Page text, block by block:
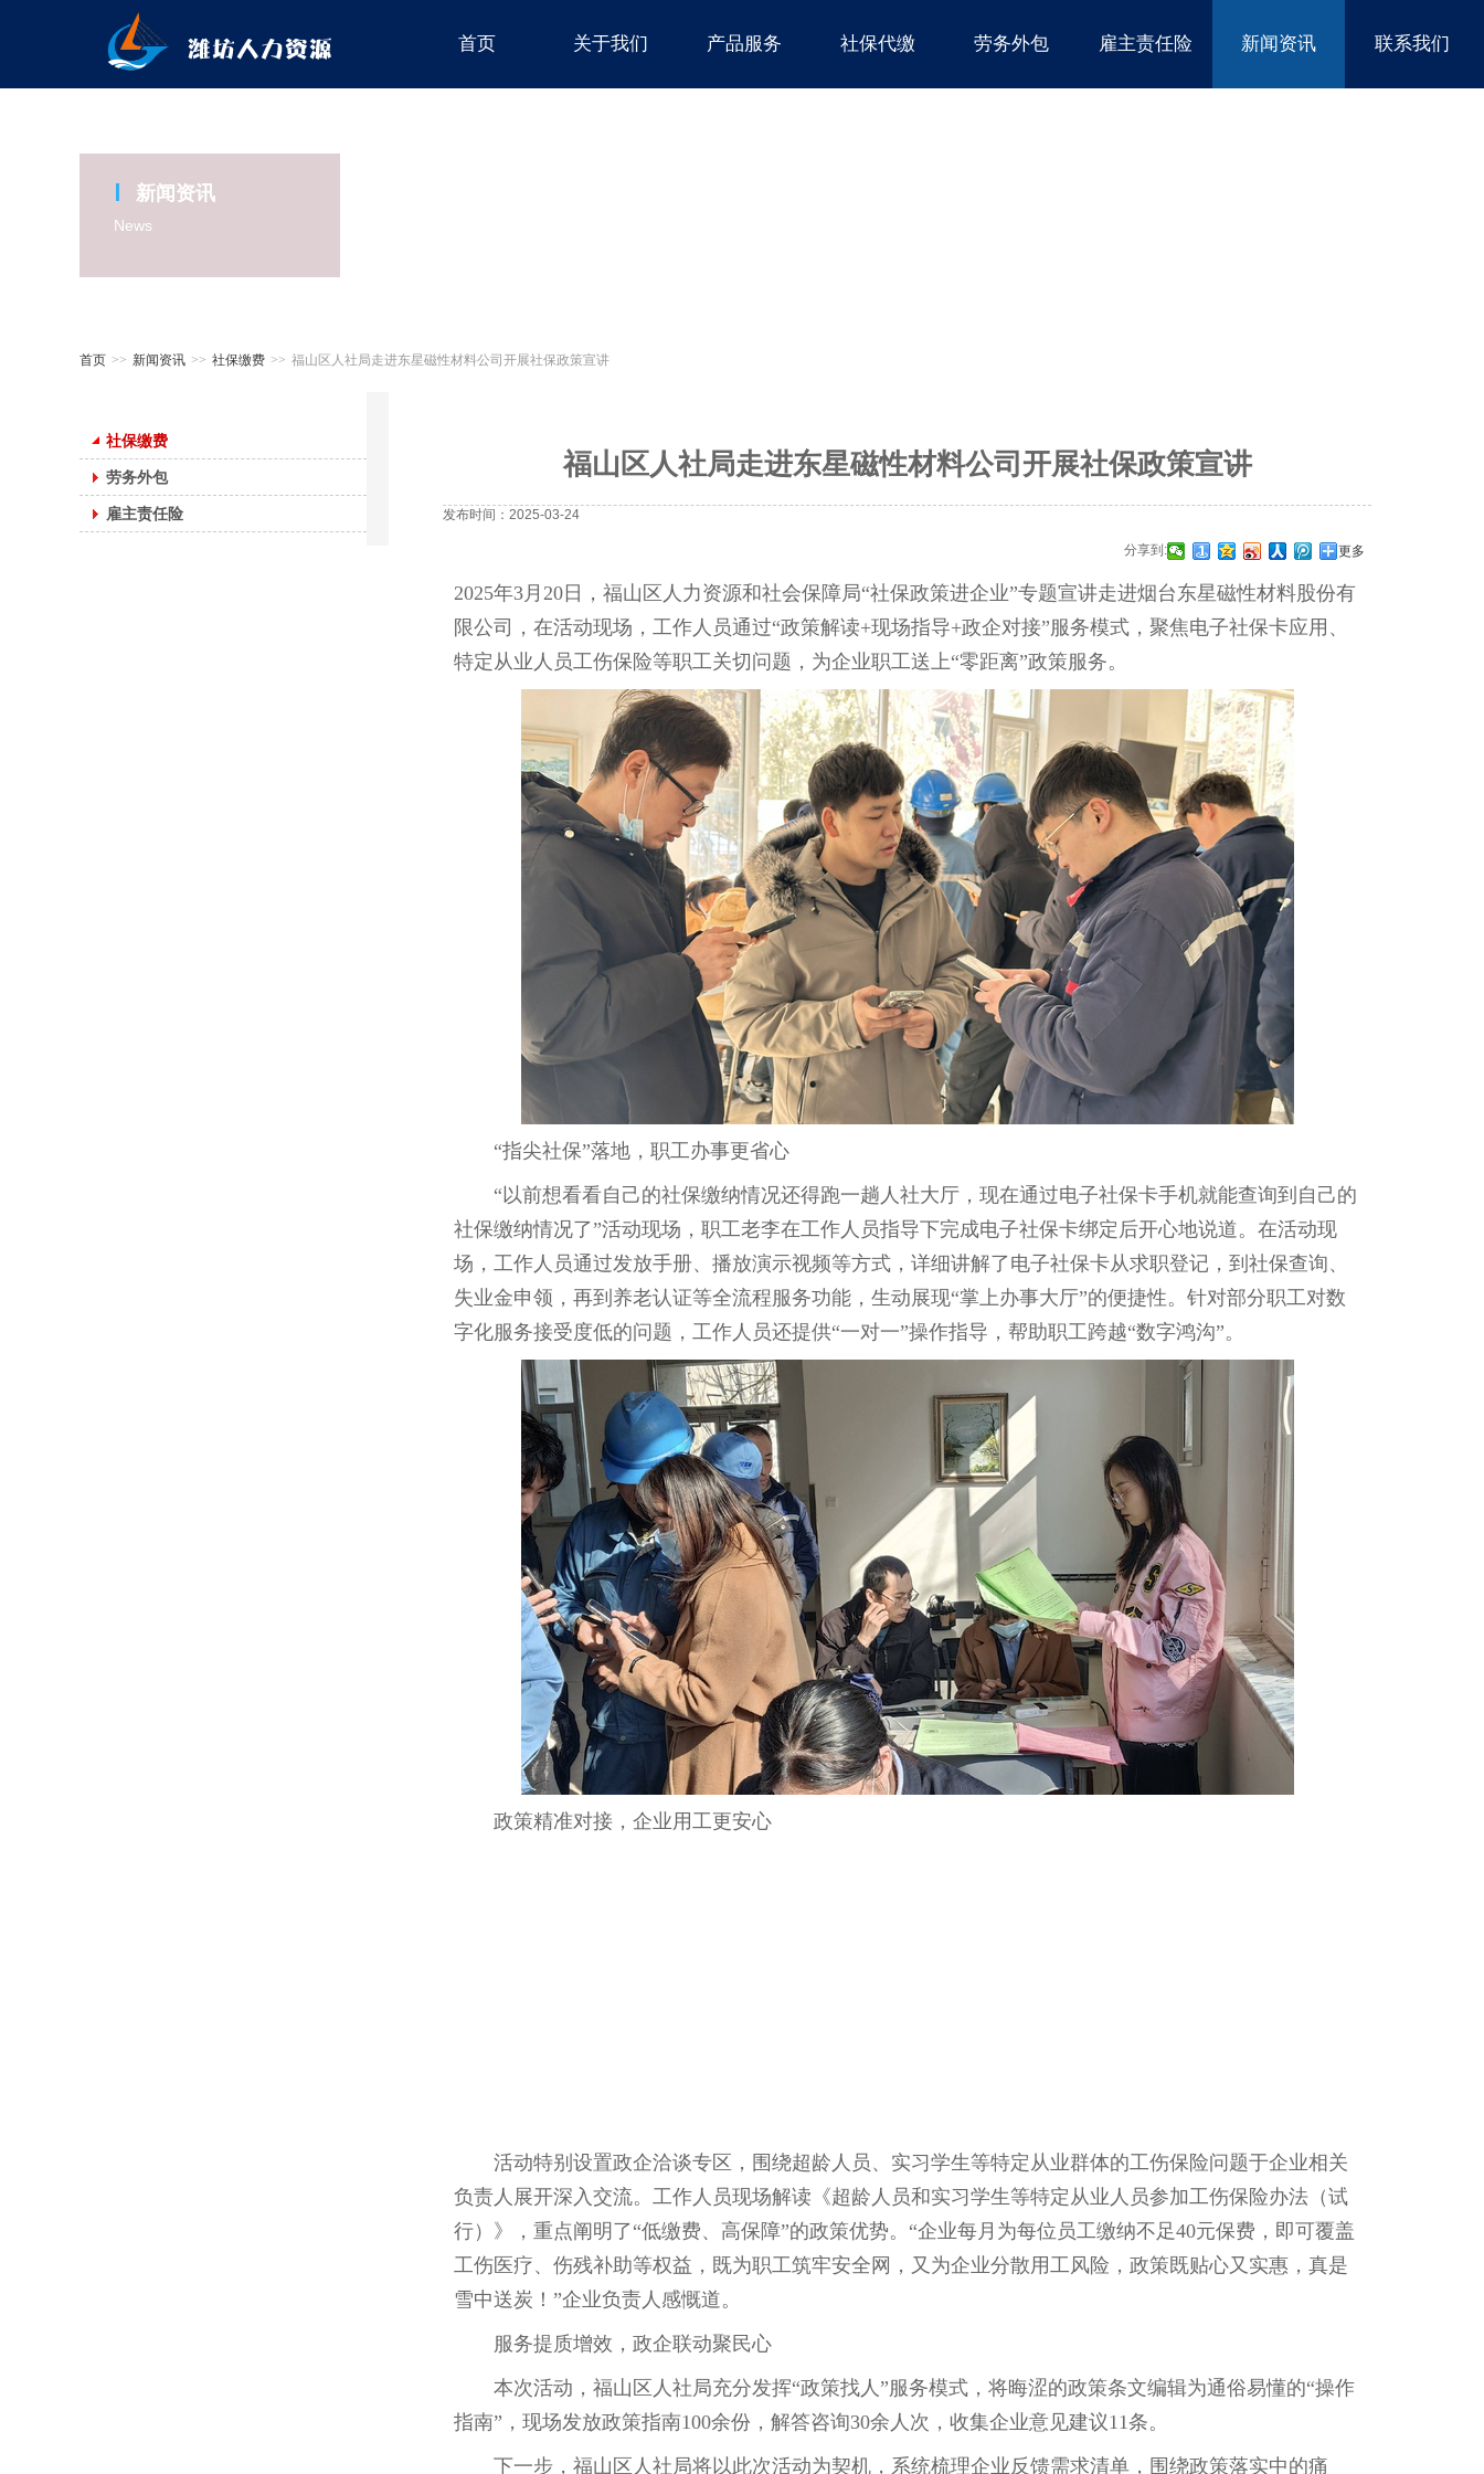
首页 关于我们 产品服务 社保代缴 劳务外包 雇主责任险 新闻资讯 联系我们
新闻资讯
News
首页 >> 新闻资讯 >> 社保缴费 >> 福山区人社局走进东星磁性材料公司开展社保政策宣讲
社保缴费
劳务外包
雇主责任险
福山区人社局走进东星磁性材料公司开展社保政策宣讲
发布时间：2025-03-24
分享到: 更多
2025年3月20日，福山区人力资源和社会保障局“社保政策进企业”专题宣讲走进烟台东星磁性材料股份有
限公司，在活动现场，工作人员通过“政策解读+现场指导+政企对接”服务模式，聚焦电子社保卡应用、
特定从业人员工伤保险等职工关切问题，为企业职工送上“零距离”政策服务。
“指尖社保”落地，职工办事更省心
“以前想看看自己的社保缴纳情况还得跑一趟人社大厅，现在通过电子社保卡手机就能查询到自己的
社保缴纳情况了”活动现场，职工老李在工作人员指导下完成电子社保卡绑定后开心地说道。在活动现
场，工作人员通过发放手册、播放演示视频等方式，详细讲解了电子社保卡从求职登记，到社保查询、
失业金申领，再到养老认证等全流程服务功能，生动展现“掌上办事大厅”的便捷性。针对部分职工对数
字化服务接受度低的问题，工作人员还提供“一对一”操作指导，帮助职工跨越“数字鸿沟”。
政策精准对接，企业用工更安心
活动特别设置政企洽谈专区，围绕超龄人员、实习学生等特定从业群体的工伤保险问题于企业相关
负责人展开深入交流。工作人员现场解读《超龄人员和实习学生等特定从业人员参加工伤保险办法（试
行）》，重点阐明了“低缴费、高保障”的政策优势。“企业每月为每位员工缴纳不足40元保费，即可覆盖
工伤医疗、伤残补助等权益，既为职工筑牢安全网，又为企业分散用工风险，政策既贴心又实惠，真是
雪中送炭！”企业负责人感慨道。
服务提质增效，政企联动聚民心
本次活动，福山区人社局充分发挥“政策找人”服务模式，将晦涩的政策条文编辑为通俗易懂的“操作
指南”，现场发放政策指南100余份，解答咨询30余人次，收集企业意见建议11条。
下一步，福山区人社局将以此次活动为契机，系统梳理企业反馈需求清单，围绕政策落实中的痛